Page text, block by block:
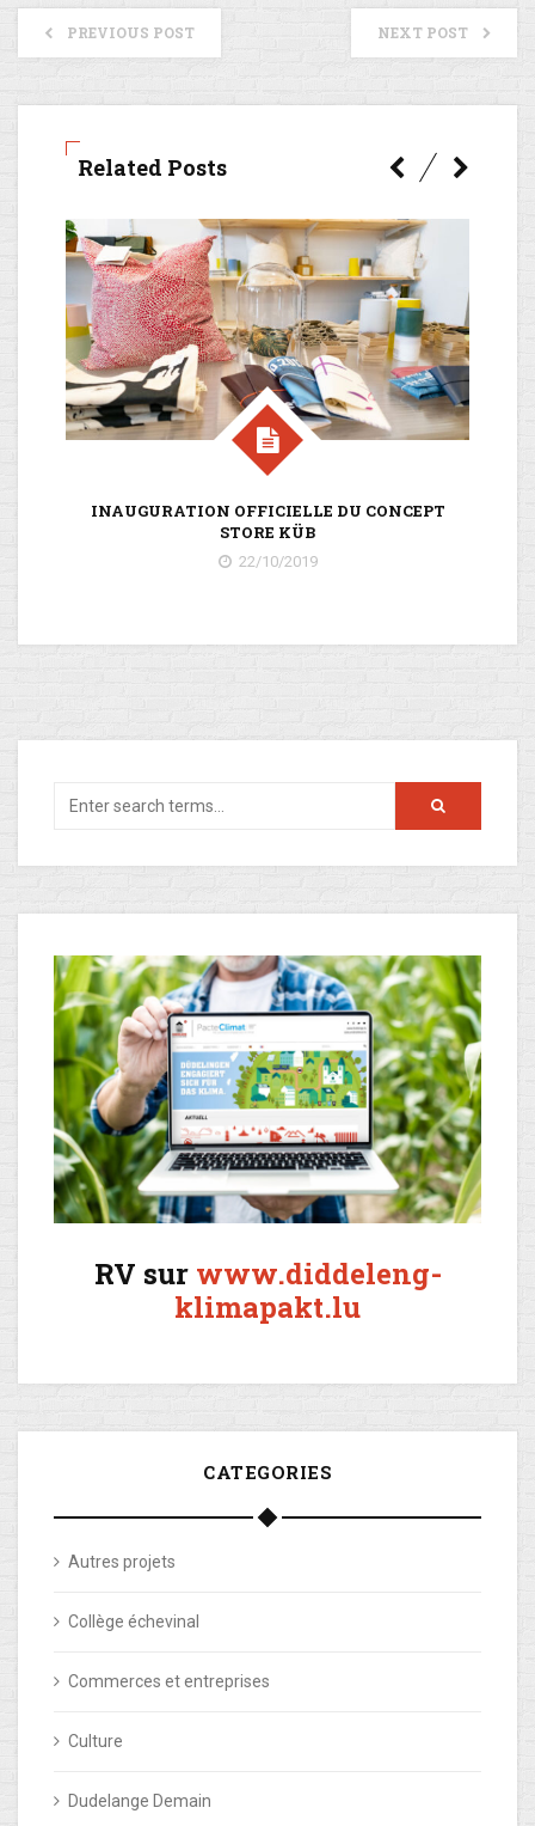
PREVIOUS POST NEXT POST
Related Posts
INAUGURATION OFFICIELLE DU CONCEPT
STORE KÜB
22/10/2019
RV sur www.diddeleng-
klimapakt.lu
CATEGORIES
Autres projets
Collège échevinal
Commerces et entreprises
Culture
Dudelange Demain